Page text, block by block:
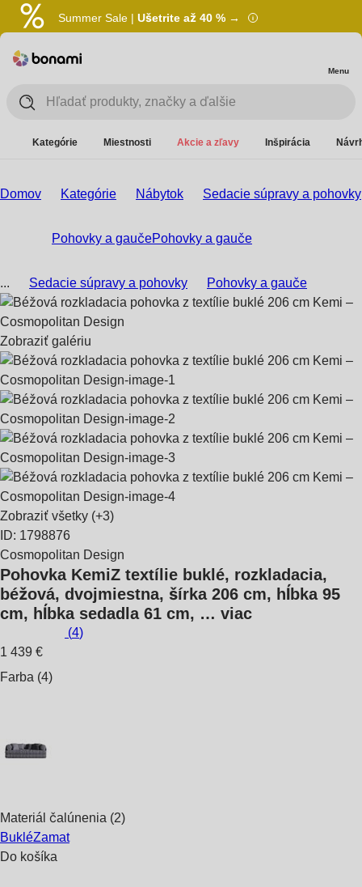
Summer Sale | Ušetrite až 40 % →
Menu
Kategórie Miestnosti Akcie a zľavy Inšpirácia
Domov Kategórie Nábytok Sedacie súpravy a pohovky
Pohovky a gaučePohovky a gauče
... Sedacie súpravy a pohovky Pohovky a gauče
Zobraziť galériu
Zobraziť všetky (+3)
ID: 1798876
Cosmopolitan Design
Pohovka KemiZ textílie buklé, rozkladacia,
béžová, dvojmiestna, šírka 206 cm, hĺbka 95
cm, hĺbka sedadla 61 cm, … viac
(4)
1 439 €
Farba (4)
Materiál čalúnenia (2)
BukléZamat
Do košíka